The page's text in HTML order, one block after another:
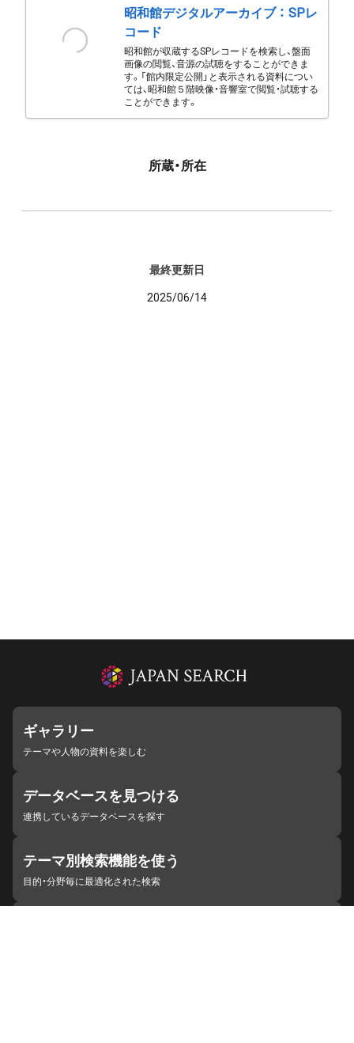
昭和館デジタルアーカイブ ： SPレ
コード
昭和館が収蔵するSPレコードを検索し、盤面
画像の閲覧、音源の試聴をすることができま
す。「館内限定公開」と表示される資料につい
ては、昭和館５階映像・音響室で閲覧・試聴する
ことができます。
所蔵・所在
最終更新日
2025/06/14
ギャラリー
テーマや人物の資料を楽しむ
データベースを見つける
連携しているデータベースを探す
テーマ別検索機能を使う
目的・分野毎に最適化された検索